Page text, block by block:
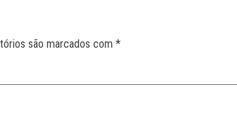
são marcados com *